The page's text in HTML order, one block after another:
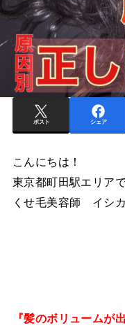
ポスト シェア
こんにちは！
東京都町田駅エリア
くせ毛美容師 イシ
『髪のボリュームが